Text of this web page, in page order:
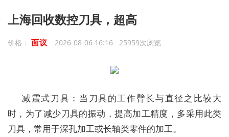
上海回收数控刀具，超高
价格： 面议 2026-08-06 16:16 25959次浏览
减震式刀具：当刀具的工作臂长与直径之比较大
时，为了减少刀具的振动，提高加工精度，多采用此类
刀具，常用于深孔加工或长轴类零件的加工。